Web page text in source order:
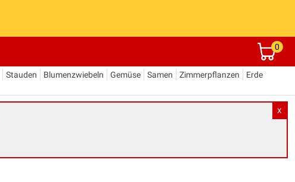
0
Stauden Blumenzwiebeln Gemüse Samen Zimmerpflanzen
Erde
X